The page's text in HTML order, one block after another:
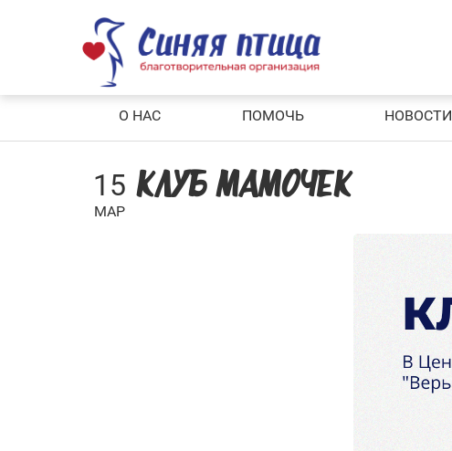
О НАС ПОМОЧЬ НОВОСТИ
15
МАР
КЛУБ МАМОЧЕК